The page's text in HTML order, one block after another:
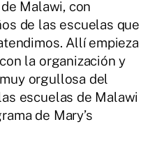
Malawi, con
de las escuelas que
Allí empieza
la organización y
orgullosa del
escuelas de Malawi
de Mary’s